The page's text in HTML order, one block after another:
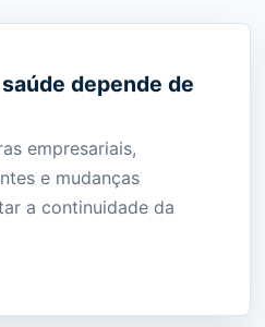
depende de
empresariais,
e mudanças
a continuidade da